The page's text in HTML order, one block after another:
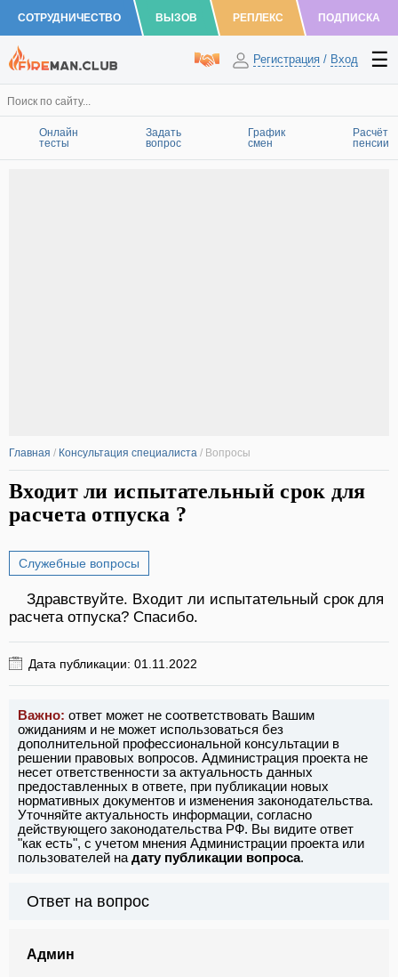
СОТРУДНИЧЕСТВО ВЫЗОВ РЕПЛЕКС ПОДПИСКА
Регистрация / Вход
Онлайн
тесты
Задать
вопрос
График
смен
Расчёт
пенсии
Главная / Консультация специалиста / Вопросы
Входит ли испытательный срок для
расчета отпуска ?
Служебные вопросы
Здравствуйте. Входит ли испытательный срок для
расчета отпуска? Спасибо.
Дата публикации: 01.11.2022
Важно: ответ может не соответствовать Вашим
ожиданиям и не может использоваться без
дополнительной профессиональной консультации в
решении правовых вопросов. Администрация проекта не
несет ответственности за актуальность данных
предоставленных в ответе, при публикации новых
нормативных документов и изменения законодательства.
Уточняйте актуальность информации, согласно
действующего законодательства РФ. Вы видите ответ
"как есть", с учетом мнения Администрации проекта или
пользователей на дату публикации вопроса.
Ответ на вопрос
Админ